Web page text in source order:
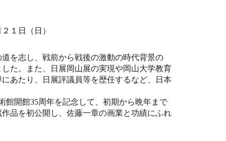
１日（日）
を志し、戦前から戦後の激動の時代背景の
た。また、日展岡山展の実現や岡山大学教育
あたり、日展評議員等を歴任するなど、日本
開館35周年を記念して、初期から晩年まで
品を初公開し、佐藤一章の画業と功績にふれ